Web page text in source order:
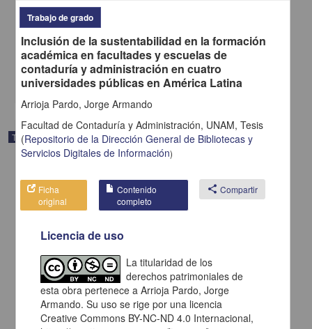
"Proceso de atención de enfermería a paciente con síndrome de
ovario poliquístico y ansiedad"
Bayona Ortega, Paola
2025
Medicina y Ciencias de la Salud
Trabajo de grado
Trabajo de grado
Inclusión de la sustentabilidad en la formación
académica en facultades y escuelas de
contaduría y administración en cuatro
universidades públicas en América Latina
Arrioja Pardo, Jorge Armando
Facultad de Contaduría y Administración, UNAM, Tesis
(Repositorio de la Dirección General de Bibliotecas y
Servicios Digitales de Información)
Ficha
original
Contenido
completo
share Compartir
Licencia de uso
La titularidad de los
derechos patrimoniales de
esta obra pertenece a Arrioja Pardo, Jorge
Armando. Su uso se rige por una licencia
Creative Commons BY-NC-ND 4.0 Internacional,